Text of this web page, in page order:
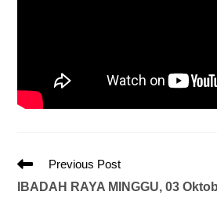
Previous Post
IBADAH RAYA MINGGU, 03